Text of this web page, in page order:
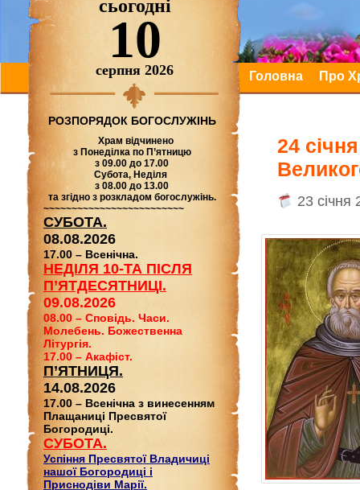
сьогодні
10
серпня 2026 Головна Про
РОЗПОРЯДОК БОГОСЛУЖІНЬ
Храм відчинено
з Понеділка по П’ятницю
з 09.00 до 17.00
Субота, Неділя
з 08.00 до 13.00
та згідно з розкладом богослужінь.
~~~~~~~~~~~~~~~~~~~~~~~~~
СУБОТА.
08.08.2026
17.00 – Всенічна.
НЕДІЛЯ 10-ТА ПІСЛЯ
П’ЯТДЕСЯТНИЦІ.
09.08.2026
08.00 – Сповідь. Часи.
Молебень. Божественна
Літургія.
17.00 – Акафіст.
П’ЯТНИЦЯ.
14.08.2026
17.00 – Всенічна з винесенням
Плащаниці Пресвятої
Богородиці.
СУБОТА.
Успіння Пресвятої Владичиці
нашої Богородиці і
Приснодіви Марії.
24
23 січня